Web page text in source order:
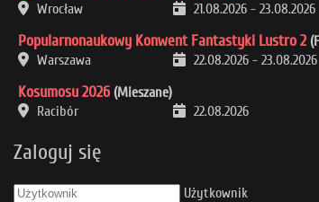
Wrocław
21.08.2026 - 23.08.2026
Popularnonaukowy Konwent Fantastyki Lustro 2
Warszawa
22.08.2026 - 23.08.2026
Kosumosu 2026 (Mieszane)
Racibór
22.08.2026
Zaloguj się
Użytkownik